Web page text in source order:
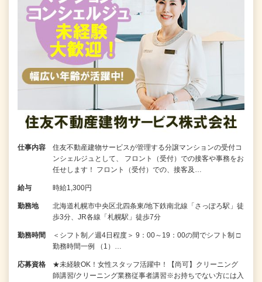
仕事内容
住友不動産建物サービスが管理する分譲マンションの受付コ
ンシェルジュとして、 フロント（受付）での接客や事務をお
任せします！ フロント（受付）での、接客及…
給与 時給1,300円
勤務地
北海道札幌市中央区北四条東/地下鉄南北線「さっぽろ駅」徒
歩3分、JR各線「札幌駅」徒歩7分
勤務時間
＜シフト制／週4日程度＞ 9：00～19：00の間でシフト制 □
勤務時間一例 （1）…
応募資格
★未経験OK！女性スタッフ活躍中！【尚可】クリーニング
師講習/クリーニング業務従事者講習※お持ちでない方には入